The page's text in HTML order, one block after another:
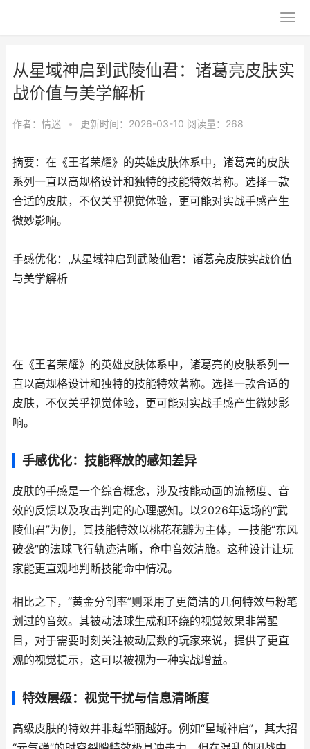
从星域神启到武陵仙君：诸葛亮皮肤实
战价值与美学解析
作者： 情迷 • 更新时间：2026-03-10 阅读量：268
摘要：在《王者荣耀》的英雄皮肤体系中，诸葛亮的皮肤
系列一直以高规格设计和独特的技能特效著称。选择一款
合适的皮肤，不仅关乎视觉体验，更可能对实战手感产生
微妙影响。
手感优化：,从星域神启到武陵仙君：诸葛亮皮肤实战价值
与美学解析
在《王者荣耀》的英雄皮肤体系中，诸葛亮的皮肤系列一
直以高规格设计和独特的技能特效著称。选择一款合适的
皮肤，不仅关乎视觉体验，更可能对实战手感产生微妙影
响。
手感优化：技能释放的感知差异
皮肤的手感是一个综合概念，涉及技能动画的流畅度、音
效的反馈以及攻击判定的心理感知。以2026年返场的“武
陵仙君”为例，其技能特效以桃花花瓣为主体，一技能“东风
破袭”的法球飞行轨迹清晰，命中音效清脆。这种设计让玩
家能更直观地判断技能命中情况。
相比之下，“黄金分割率”则采用了更简洁的几何特效与粉笔
划过的音效。其被动法球生成和环绕的视觉效果非常醒
目，对于需要时刻关注被动层数的玩家来说，提供了更直
观的视觉提示，这可以被视为一种实战增益。
特效层级：视觉干扰与信息清晰度
高级皮肤的特效并非越华丽越好。例如“星域神启”，其大招